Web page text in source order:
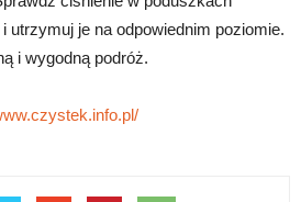
utrzymuj je na odpowiednim poziomie.
i wygodną podróż.